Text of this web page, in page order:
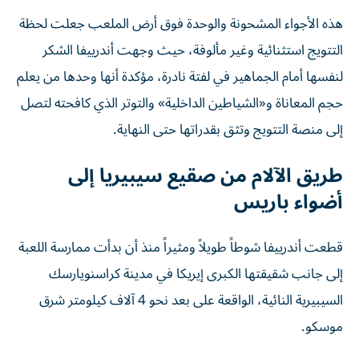
هذه الأجواء المشحونة والوحدة فوق أرض الملعب جعلت لحظة
التتويج استثنائية وغير مألوفة، حيث وجهت أندرييفا الشكر
لنفسها أمام الجماهير في لفتة نادرة، مؤكدة أنها وحدها من يعلم
حجم المعاناة و«الشياطين الداخلية» والتوتر الذي كافحته لتصل
إلى منصة التتويج وتثق بقدراتها حتى النهاية.
طريق الآلام من صقيع سيبيريا إلى
أضواء باريس
قطعت أندرييفا شوطاً طويلاً ومثيراً منذ أن بدأت ممارسة اللعبة
إلى جانب شقيقتها الكبرى إيريكا في مدينة كراسنويارسك
السيبيرية النائية، الواقعة على بعد نحو 4 آلاف كيلومتر شرق
موسكو.